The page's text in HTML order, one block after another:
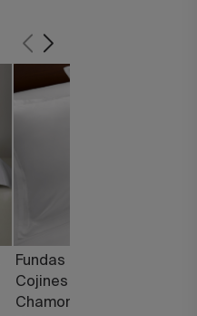
Fundas de
Cojines
Chamonix